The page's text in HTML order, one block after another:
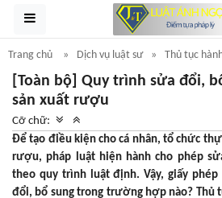
Trang chủ Dịch vụ luật sư Thủ tục
[Toàn bộ] Quy trình sửa đổi,
sản xuất rượu
Cỡ chữ:
Để tạo điều kiện cho cá nhân, tổ chức
rượu, pháp luật hiện hành cho phép
theo quy trình luật định. Vậy, giấy
đổi, bổ sung trong trường hợp nào? Thủ